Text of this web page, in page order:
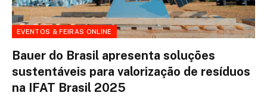
EVENTOS & FEIRAS ONLINE
Bauer do Brasil apresenta soluções
sustentáveis para valorização de resíduos
na IFAT Brasil 2025